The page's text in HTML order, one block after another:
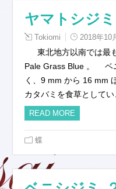
ヤマトシジミ
Tokiomi 2018年10
東北地方以南では最
Pale Grass Blue 。 ベ
く、9 mm から 16 mm
カタバミを食草としてい
READ MORE
蝶